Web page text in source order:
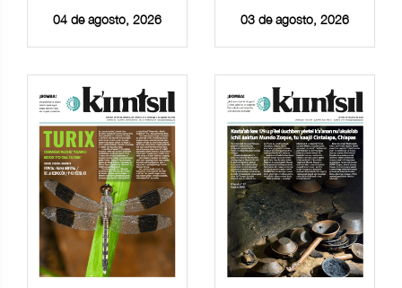
04 de agosto, 2026 03 de agosto, 2026